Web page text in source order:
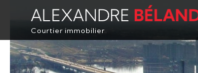
Courtier immobilier
ACCUEIL